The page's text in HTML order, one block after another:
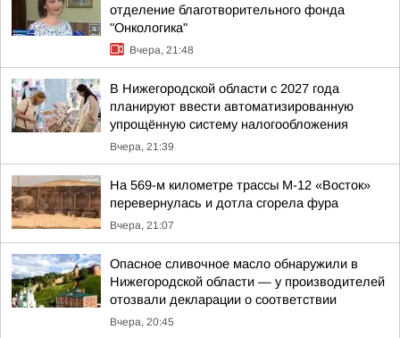
отделение благотворительного фонда
"Онкологика"
Вчера, 21:48
В Нижегородской области с 2027 года
планируют ввести автоматизированную
упрощённую систему налогообложения
Вчера, 21:39
На 569-м километре трассы М-12 «Восток»
перевернулась и дотла сгорела фура
Вчера, 21:07
Опасное сливочное масло обнаружили в
Нижегородской области — у производителей
отозвали декларации о соответствии
Вчера, 20:45